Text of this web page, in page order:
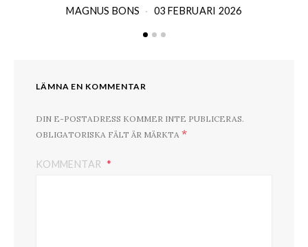
MAGNUS BONS 03 FEBRUARI 2026
LÄMNA EN KOMMENTAR
DIN E-POSTADRESS KOMMER INTE PUBLICERAS.
OBLIGATORISKA FÄLT ÄR MÄRKTA *
KOMMENTAR